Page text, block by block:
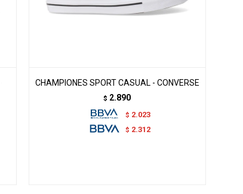
CHAMPIONES SPORT CASUAL - CONVERSE
$ 2.890
$ 2.023
$ 2.312